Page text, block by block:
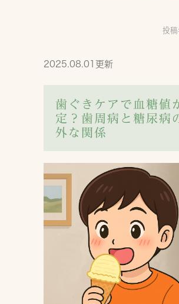
投稿
2025.08.01更新
歯ぐきケアで血糖値
定？歯周病と糖尿病
外な関係